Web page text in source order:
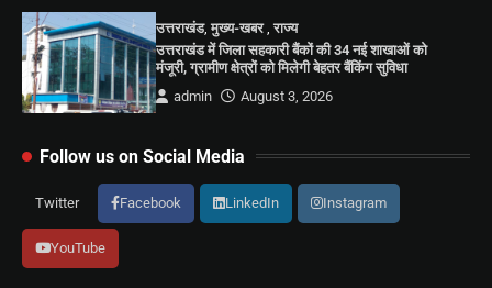
उत्तराखंड,मुख्य-खबर,राज्य
उत्तराखंड में जिला सहकारी बैंकों की 34 नई शाखाओं को
मंजूरी, ग्रामीण क्षेत्रों को मिलेगी बेहतर बैंकिंग सुविधा
admin
August 3, 2026
Follow us on Social Media
Twitter Facebook LinkedIn Instagram
YouTube